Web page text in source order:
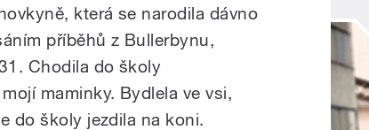
která se narodila dávno
příběhů z Bullerbynu,
Chodila do školy
maminky. Bydlela ve vsi,
do školy jezdila na koni.